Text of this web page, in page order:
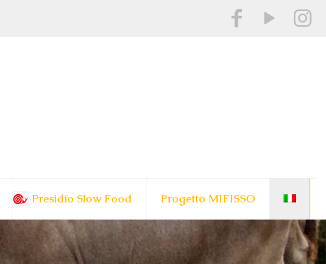
Presidio Slow Food Progetto MIFISSO